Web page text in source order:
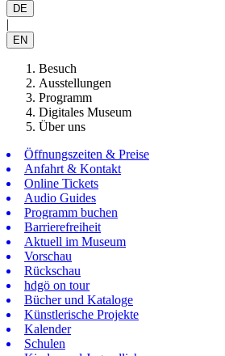
DE
|
EN
Besuch
Ausstellungen
Programm
Digitales Museum
Über uns
Öffnungszeiten & Preise
Anfahrt & Kontakt
Online Tickets
Audio Guides
Programm buchen
Barrierefreiheit
Aktuell im Museum
Vorschau
Rückschau
hdgö on tour
Bücher und Kataloge
Künstlerische Projekte
Kalender
Schulen